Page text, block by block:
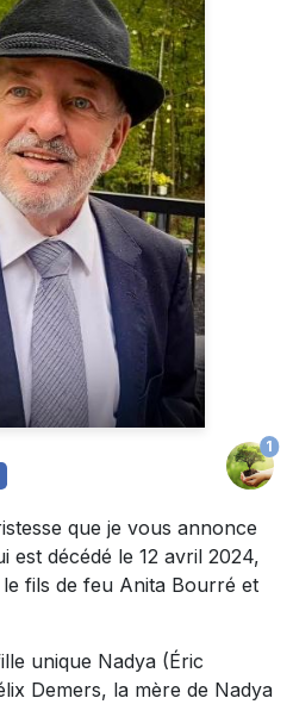
1
que je vous annonce
est décédé le 12 avril 2024,
le fils de feu Anita Bourré et
unique Nadya (Éric
Demers, la mère de Nadya